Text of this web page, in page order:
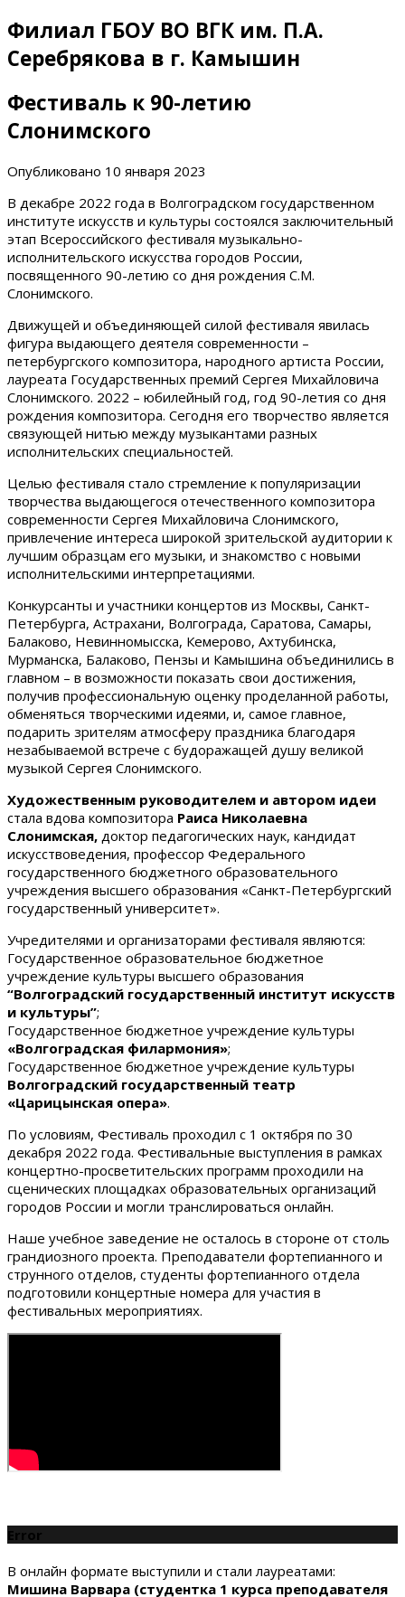
Филиал ГБОУ ВО ВГК им. П.А.
Серебрякова в г. Камышин
Фестиваль к 90-летию
Слонимского
Опубликовано 10 января 2023
В декабре 2022 года в Волгоградском государственном
институте искусств и культуры состоялся заключительный
этап Всероссийского фестиваля музыкально-
исполнительского искусства городов России,
посвященного 90-летию со дня рождения С.М.
Слонимского.
Движущей и объединяющей силой фестиваля явилась
фигура выдающего деятеля современности –
петербургского композитора, народного артиста России,
лауреата Государственных премий Сергея Михайловича
Слонимского. 2022 – юбилейный год, год 90-летия со дня
рождения композитора. Сегодня его творчество является
связующей нитью между музыкантами разных
исполнительских специальностей.
Целью фестиваля стало стремление к популяризации
творчества выдающегося отечественного композитора
современности Сергея Михайловича Слонимского,
привлечение интереса широкой зрительской аудитории к
лучшим образцам его музыки, и знакомство с новыми
исполнительскими интерпретациями.
Конкурсанты и участники концертов из Москвы, Санкт-
Петербурга, Астрахани, Волгограда, Саратова, Самары,
Балаково, Невинномысска, Кемерово, Ахтубинска,
Мурманска, Балаково, Пензы и Камышина объединились в
главном – в возможности показать свои достижения,
получив профессиональную оценку проделанной работы,
обменяться творческими идеями, и, самое главное,
подарить зрителям атмосферу праздника благодаря
незабываемой встрече с будоражащей душу великой
музыкой Сергея Слонимского.
Художественным руководителем и автором идеи
стала вдова композитора Раиса Николаевна
Слонимская, доктор педагогических наук, кандидат
искусствоведения, профессор Федерального
государственного бюджетного образовательного
учреждения высшего образования «Санкт-Петербургский
государственный университет».
Учредителями и организаторами фестиваля являются:
Государственное образовательное бюджетное
учреждение культуры высшего образования
“Волгоградский государственный институт искусств
и культуры”;
Государственное бюджетное учреждение культуры
«Волгоградская филармония»;
Государственное бюджетное учреждение культуры
Волгоградский государственный театр
«Царицынская опера».
По условиям, Фестиваль проходил с 1 октября по 30
декабря 2022 года. Фестивальные выступления в рамках
концертно-просветительских программ проходили на
сценических площадках образовательных организаций
городов России и могли транслироваться онлайн.
Наше учебное заведение не осталось в стороне от столь
грандиозного проекта. Преподаватели фортепианного и
струнного отделов, студенты фортепианного отдела
подготовили концертные номера для участия в
фестивальных мероприятиях.
Error
В онлайн формате выступили и стали лауреатами:
Мишина Варвара (студентка 1 курса преподавателя